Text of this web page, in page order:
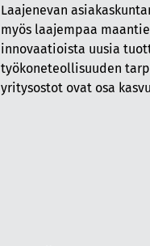
Laajenevan
myös laajempaa
innovaatioista uusia
työkoneteollisuuden
yritysostot ovat osa